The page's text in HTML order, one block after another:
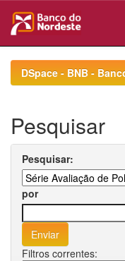
navigationDSpace - BNB -
Pesquisar
Pesquisar:
por
Filtros correntes: